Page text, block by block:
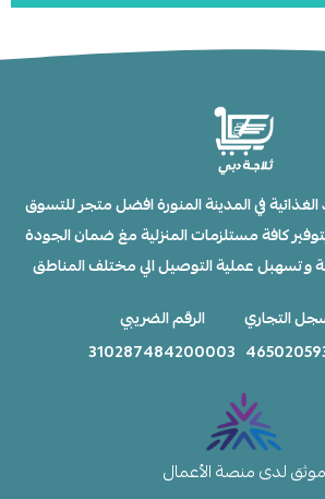
في المدينة المنورة افضل متجر للتسوق
كافة مستلزمات المنزلية مغ ضمان الجودة
وتسهبل عملية التوصيل الي مختلف المناطق
التجاري
الرقم الضريبي
310287484200003
موثق لدى منصة الأعمال